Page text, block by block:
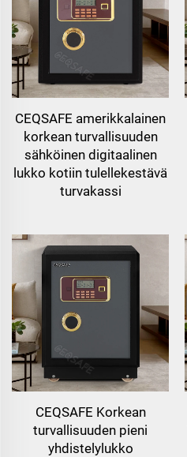
CEQSAFE amerikkalainen
korkean turvallisuuden
sähköinen digitaalinen
lukko kotiin tulellekestävä
turvakassi
CEQSAFE Korkean
turvallisuuden pieni
yhdistelylukko